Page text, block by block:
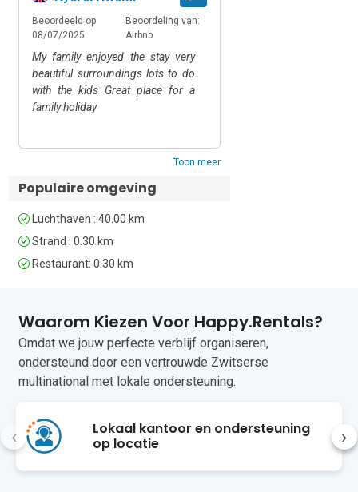
Badkamers
Het appartement heeft twee aparte
wastafel, een bidet en een toilet.
Extra
• Gratis wifi • Gemeenschappelijk
van 1 mei tot 15 september) •
Zitgelegenheid buiten • Privé-eethoek
buiten • Balkon • Airconditioning •
Centrale verwarming •
Gemeenschappelijke tuin • Smart-tv •
parkeerplaats – auto noodzakelijk •
Kindvriendelijk • Inchecken van 15.00 tot
Perla Resort ligt aan de baai van Lalzit,
een van de populairste
vakantiebestemmingen in Albanië. De
kindvriendelijke strand, goede
restaurants en bars. Actieve gasten
kunnen genieten van duiken, jetskiën,
Beoordeeld op
08/07/2025
Beoordeling van:
Airbnb
My family enjoyed the stay very
beautiful surroundings lots to do
with the kids Great place for a
family holiday
Toon meer
Populaire omgeving
Luchthaven : 40.00 km
Strand : 0.30 km
Restaurant: 0.30 km
Waarom Kiezen Voor Happy.Rentals?
Omdat we jouw perfecte verblijf organiseren,
ondersteund door een vertrouwde Zwitserse
multinational met lokale ondersteuning.
Lokaal kantoor en ondersteuning
op locatie
‹ ›